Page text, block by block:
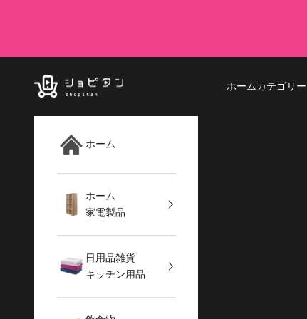
ショピタン公式通販サイト ホームカテゴリー
ホーム
ホーム
家電製品
日用品雑貨
キッチン用品